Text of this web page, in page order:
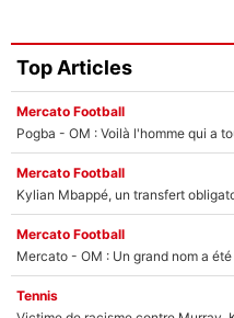
Top Articles
Mercato Football
Pogba - OM : Voilà l'homme qui a
Mercato Football
Kylian Mbappé, un transfert
Mercato Football
Tennis